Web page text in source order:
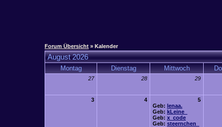
Forum Übersicht » Kalender
August 2026
Montag Dienstag Mittwoch
27 28 29
3 4
5
Geb: lenaa.
Geb: kLeine_
Geb: x_code
Geb: steernchen_